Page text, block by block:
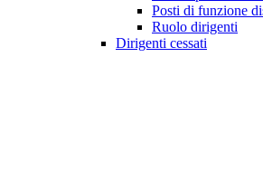
Posti di funzione
Ruolo dirigenti
Dirigenti cessati